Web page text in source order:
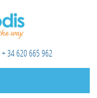
+ 34 620 665 962